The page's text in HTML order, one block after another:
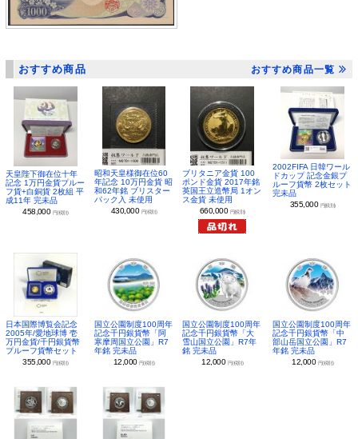
おすすめ商品 おすすめ商品一覧
天皇陛下御在位十年
記念 1万円金貨プルー
フ貨+白銅貨 2枚組 平
成11年 完未品
458,000 円(税別)
昭和天皇様御在位60
年記念 10万円金貨 昭
和62年銘 ブリスター
パック入 未使用
430,000 円(税別)
ブリタニア金貨 100
ポンド金貨 2017年銘
英国王立造幣局 1オン
ス金貨 未使用
660,000 円(税別)
2002FIFA 日韓ワール
ドカップ 記念金銀プ
ルーフ貨幣 2枚セット
完未品
355,000 円(税別)
日本国際博覧会記念
2005年/愛地球博 壱
万円金貨/千円銀貨幣
プルーフ貨幣セット
355,000 円(税別)
国立公園制度100周年
記念千円銀貨幣「阿
寒摩周国立公園」R7
年銘 完未品
12,000 円(税別)
国立公園制度100周年
記念千円銀貨幣「大
雪山国立公園」R7年
銘 完未品
12,000 円(税別)
国立公園制度100周年
記念千円銀貨幣「中
部山岳国立公園」R7
年銘 完未品
12,000 円(税別)